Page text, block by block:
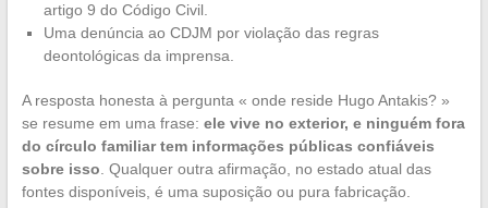
artigo 9 do Código Civil.
Uma denúncia ao CDJM por violação das regras
deontológicas da imprensa.
A resposta honesta à pergunta « onde reside Hugo Antakis? »
se resume em uma frase: ele vive no exterior, e ninguém fora
do círculo familiar tem informações públicas confiáveis
sobre isso. Qualquer outra afirmação, no estado atual das
fontes disponíveis, é uma suposição ou pura fabricação.